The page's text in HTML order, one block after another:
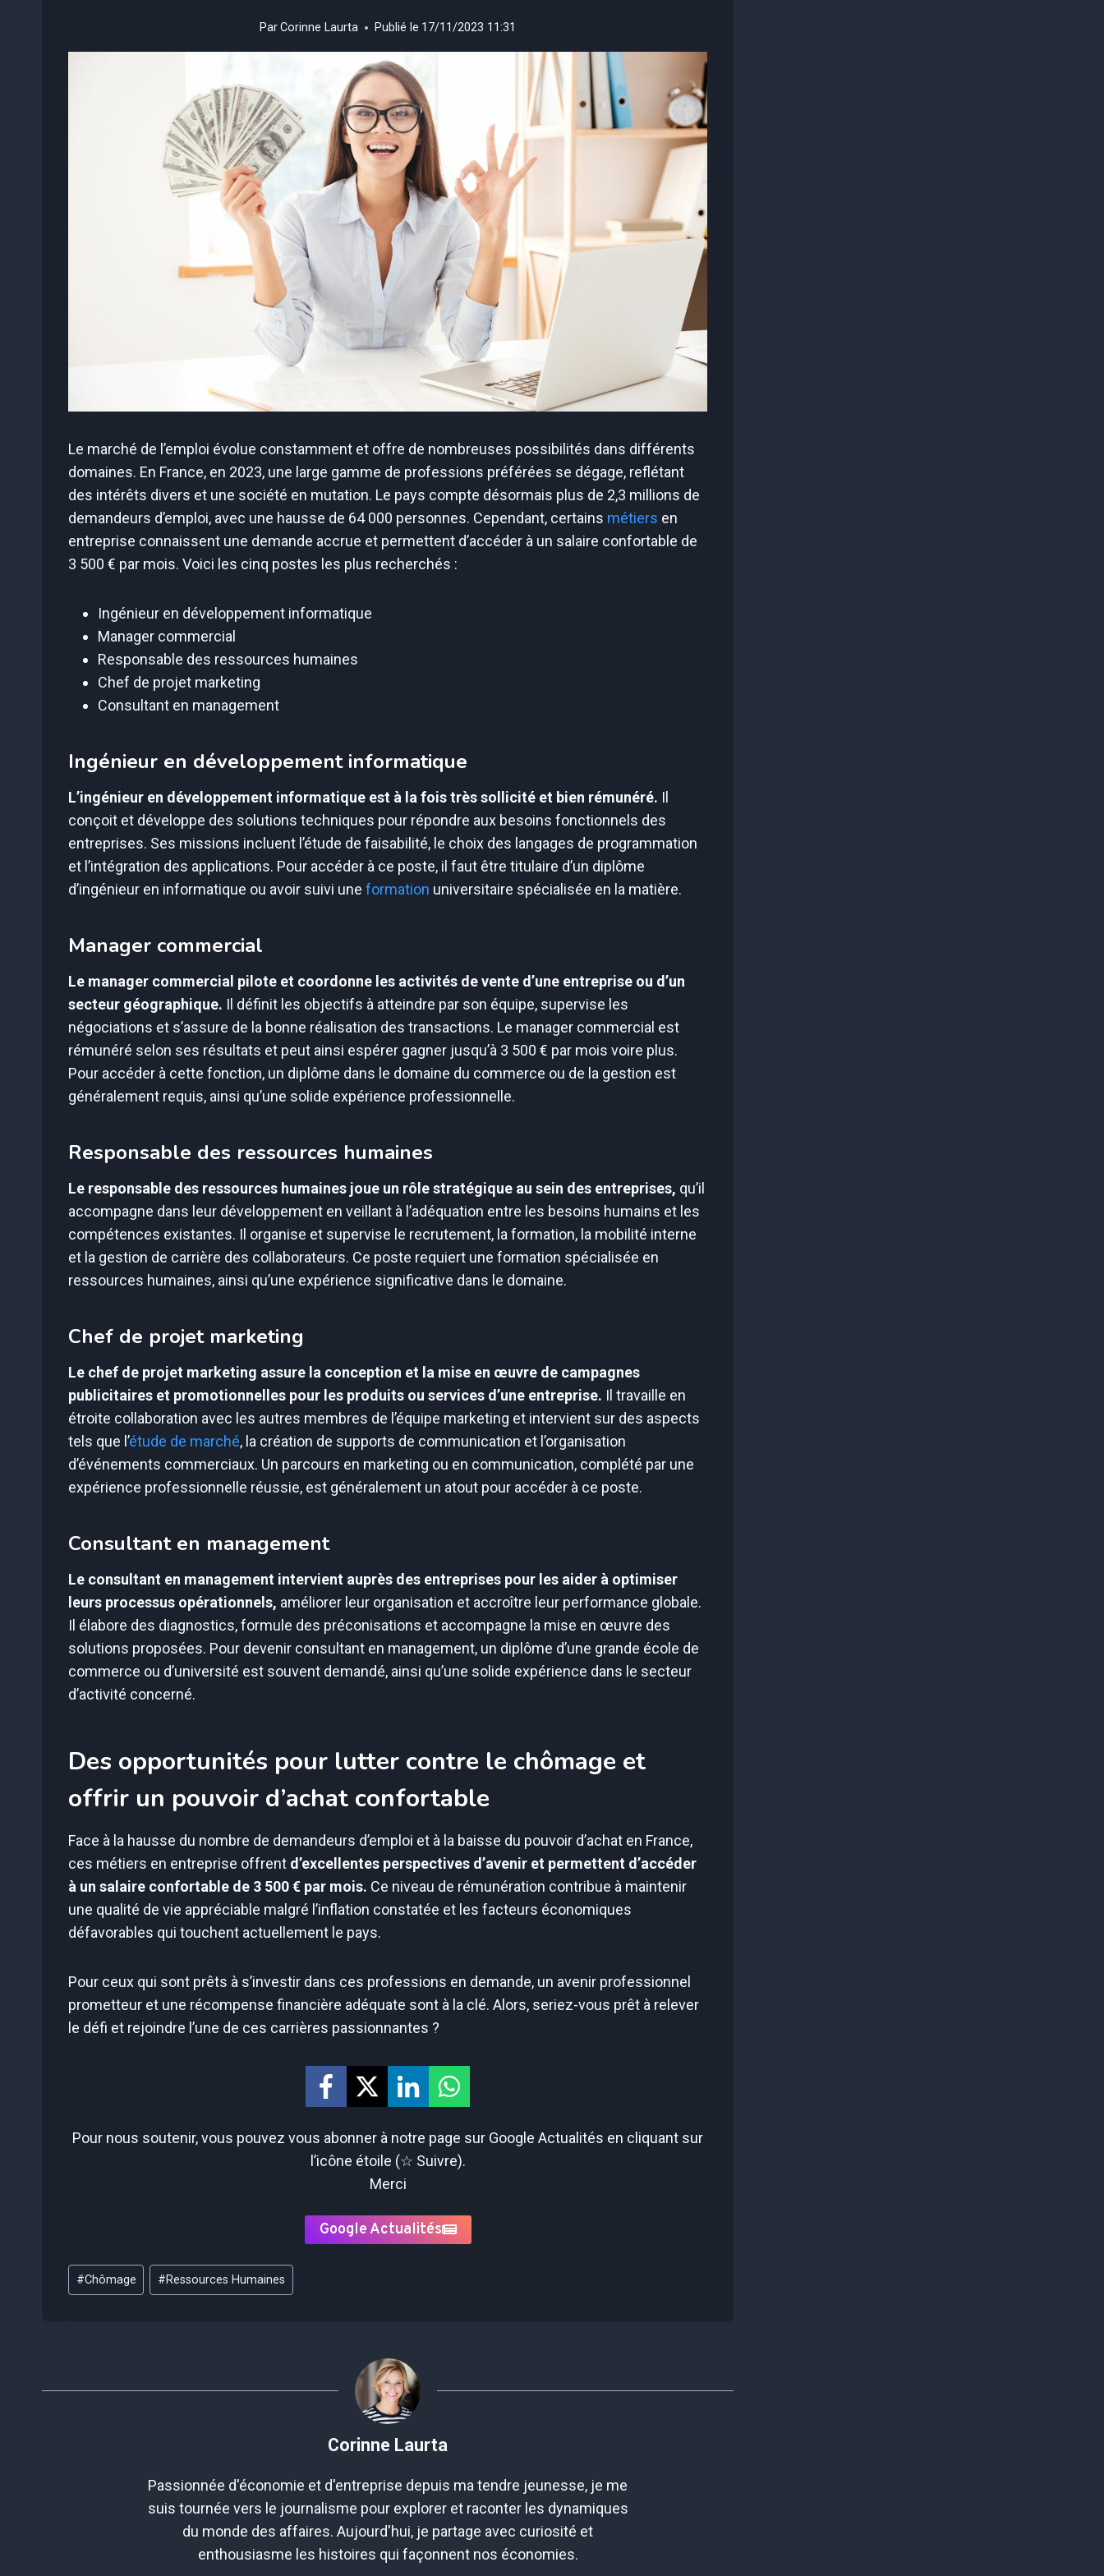
ParCorinne Laurta Publié le 17/11/2023 11:31
Le marché de l’emploi évolue constamment et offre de nombreuses possibilités dans différents
domaines. En France, en 2023, une large gamme de professions préférées se dégage, reflétant
des intérêts divers et une société en mutation. Le pays compte désormais plus de 2,3 millions de
demandeurs d’emploi, avec une hausse de 64 000 personnes. Cependant, certains métiers en
entreprise connaissent une demande accrue et permettent d’accéder à un salaire confortable de
3 500 € par mois. Voici les cinq postes les plus recherchés :
Ingénieur en développement informatique
Manager commercial
Responsable des ressources humaines
Chef de projet marketing
Consultant en management
Ingénieur en développement informatique
L’ingénieur en développement informatique est à la fois très sollicité et bien rémunéré. Il
conçoit et développe des solutions techniques pour répondre aux besoins fonctionnels des
entreprises. Ses missions incluent l’étude de faisabilité, le choix des langages de programmation
et l’intégration des applications. Pour accéder à ce poste, il faut être titulaire d’un diplôme
d’ingénieur en informatique ou avoir suivi une formation universitaire spécialisée en la matière.
Manager commercial
Le manager commercial pilote et coordonne les activités de vente d’une entreprise ou d’un
secteur géographique. Il définit les objectifs à atteindre par son équipe, supervise les
négociations et s’assure de la bonne réalisation des transactions. Le manager commercial est
rémunéré selon ses résultats et peut ainsi espérer gagner jusqu’à 3 500 € par mois voire plus.
Pour accéder à cette fonction, un diplôme dans le domaine du commerce ou de la gestion est
généralement requis, ainsi qu’une solide expérience professionnelle.
Responsable des ressources humaines
Le responsable des ressources humaines joue un rôle stratégique au sein des entreprises, qu’il
accompagne dans leur développement en veillant à l’adéquation entre les besoins humains et les
compétences existantes. Il organise et supervise le recrutement, la formation, la mobilité interne
et la gestion de carrière des collaborateurs. Ce poste requiert une formation spécialisée en
ressources humaines, ainsi qu’une expérience significative dans le domaine.
Chef de projet marketing
Le chef de projet marketing assure la conception et la mise en œuvre de campagnes
publicitaires et promotionnelles pour les produits ou services d’une entreprise. Il travaille en
étroite collaboration avec les autres membres de l’équipe marketing et intervient sur des aspects
tels que l’étude de marché, la création de supports de communication et l’organisation
d’événements commerciaux. Un parcours en marketing ou en communication, complété par une
expérience professionnelle réussie, est généralement un atout pour accéder à ce poste.
Consultant en management
Le consultant en management intervient auprès des entreprises pour les aider à optimiser
leurs processus opérationnels, améliorer leur organisation et accroître leur performance globale.
Il élabore des diagnostics, formule des préconisations et accompagne la mise en œuvre des
solutions proposées. Pour devenir consultant en management, un diplôme d’une grande école de
commerce ou d’université est souvent demandé, ainsi qu’une solide expérience dans le secteur
d’activité concerné.
Des opportunités pour lutter contre le chômage et
offrir un pouvoir d’achat confortable
Face à la hausse du nombre de demandeurs d’emploi et à la baisse du pouvoir d’achat en France,
ces métiers en entreprise offrent d’excellentes perspectives d’avenir et permettent d’accéder
à un salaire confortable de 3 500 € par mois. Ce niveau de rémunération contribue à maintenir
une qualité de vie appréciable malgré l’inflation constatée et les facteurs économiques
défavorables qui touchent actuellement le pays.
Pour ceux qui sont prêts à s’investir dans ces professions en demande, un avenir professionnel
prometteur et une récompense financière adéquate sont à la clé. Alors, seriez-vous prêt à relever
le défi et rejoindre l’une de ces carrières passionnantes ?
Pour nous soutenir, vous pouvez vous abonner à notre page sur Google Actualités en cliquant sur
l’icône étoile (☆ Suivre).
Merci
Google Actualités
Étiquettes
de
#Chômage #Ressources Humaines
Corinne Laurta
Passionnée d'économie et d'entreprise depuis ma tendre jeunesse, je me
suis tournée vers le journalisme pour explorer et raconter les dynamiques
du monde des affaires. Aujourd'hui, je partage avec curiosité et
enthousiasme les histoires qui façonnent nos économies.